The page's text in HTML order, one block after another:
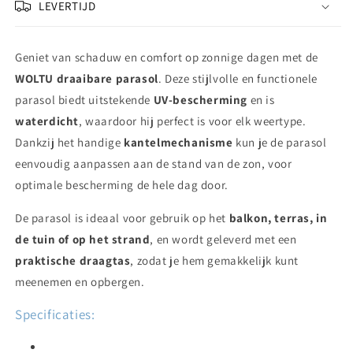
LEVERTIJD
Geniet van schaduw en comfort op zonnige dagen met de
WOLTU draaibare parasol. Deze stijlvolle en functionele
parasol biedt uitstekende UV-bescherming en is
waterdicht, waardoor hij perfect is voor elk weertype.
Dankzij het handige kantelmechanisme kun je de parasol
eenvoudig aanpassen aan de stand van de zon, voor
optimale bescherming de hele dag door.
De parasol is ideaal voor gebruik op het balkon, terras, in
de tuin of op het strand, en wordt geleverd met een
praktische draagtas, zodat je hem gemakkelijk kunt
meenemen en opbergen.
Specificaties: